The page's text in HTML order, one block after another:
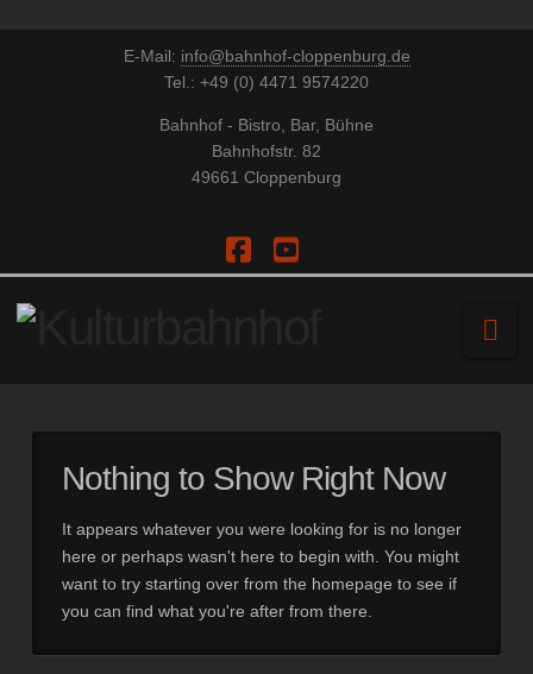
E-Mail: info@bahnhof-cloppenburg.de
Tel.: +49 (0) 4471 9574220
Bahnhof - Bistro, Bar, Bühne
Bahnhofstr. 82
49661 Cloppenburg
Facebook
YouTube
Nothing to Show Right Now
It appears whatever you were looking for is no longer
here or perhaps wasn't here to begin with. You might
want to try starting over from the homepage to see if
you can find what you're after from there.